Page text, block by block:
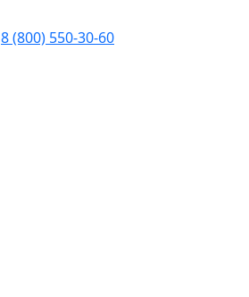
8 (800) 550-30-60